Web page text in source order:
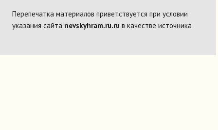
Перепечатка материалов приветствуется при условии
указания сайта nevskyhram.ru.ru в качестве источника